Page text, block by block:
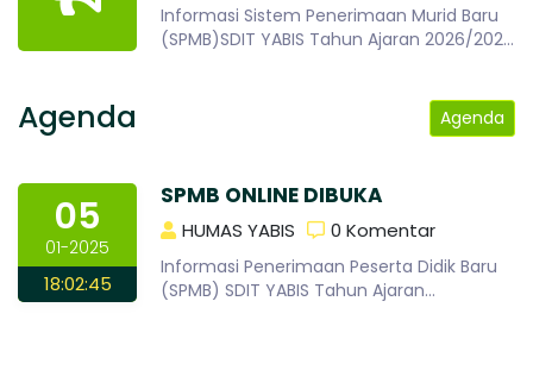
Informasi Sistem Penerimaan Murid Baru
(SPMB)SDIT YABIS Tahun Ajaran 2026/2027
Agenda Agenda
05
01-2025
18:02:45
SPMB ONLINE DIBUKA
HUMAS YABIS 0 Komentar
Informasi Penerimaan Peserta Didik Baru
(SPMB) SDIT YABIS Tahun Ajaran